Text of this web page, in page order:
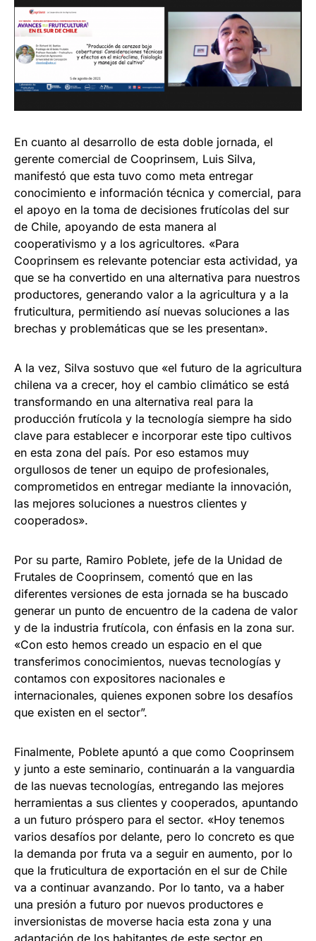
En cuanto al desarrollo de esta doble jornada, el
gerente comercial de Cooprinsem, Luis Silva,
manifestó que esta tuvo como meta entregar
conocimiento e información técnica y comercial, para
el apoyo en la toma de decisiones frutícolas del sur
de Chile, apoyando de esta manera al
cooperativismo y a los agricultores. «Para
Cooprinsem es relevante potenciar esta actividad, ya
que se ha convertido en una alternativa para nuestros
productores, generando valor a la agricultura y a la
fruticultura, permitiendo así nuevas soluciones a las
brechas y problemáticas que se les presentan».
A la vez, Silva sostuvo que «el futuro de la agricultura
chilena va a crecer, hoy el cambio climático se está
transformando en una alternativa real para la
producción frutícola y la tecnología siempre ha sido
clave para establecer e incorporar este tipo cultivos
en esta zona del país. Por eso estamos muy
orgullosos de tener un equipo de profesionales,
comprometidos en entregar mediante la innovación,
las mejores soluciones a nuestros clientes y
cooperados».
Por su parte, Ramiro Poblete, jefe de la Unidad de
Frutales de Cooprinsem, comentó que en las
diferentes versiones de esta jornada se ha buscado
generar un punto de encuentro de la cadena de valor
y de la industria frutícola, con énfasis en la zona sur.
«Con esto hemos creado un espacio en el que
transferimos conocimientos, nuevas tecnologías y
contamos con expositores nacionales e
internacionales, quienes exponen sobre los desafíos
que existen en el sector”.
Finalmente, Poblete apuntó a que como Cooprinsem
y junto a este seminario, continuarán a la vanguardia
de las nuevas tecnologías, entregando las mejores
herramientas a sus clientes y cooperados, apuntando
a un futuro próspero para el sector. «Hoy tenemos
varios desafíos por delante, pero lo concreto es que
la demanda por fruta va a seguir en aumento, por lo
que la fruticultura de exportación en el sur de Chile
va a continuar avanzando. Por lo tanto, va a haber
una presión a futuro por nuevos productores e
inversionistas de moverse hacia esta zona y una
adaptación de los habitantes de este sector en